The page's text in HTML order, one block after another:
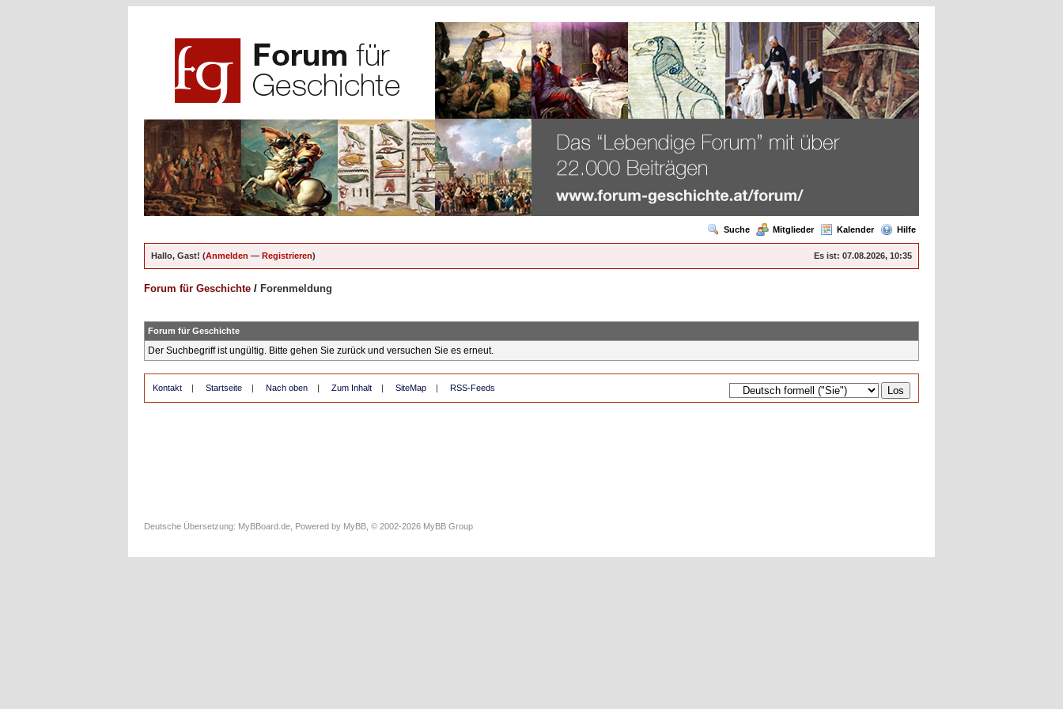
Suche Mitglieder Kalender Hilfe
Es ist: 07.08.2026, 10:35
Hallo, Gast! (Anmelden — Registrieren)
Forum für Geschichte / Forenmeldung
Forum für Geschichte
Der Suchbegriff ist ungültig. Bitte gehen Sie zurück und versuchen Sie es erneut.
Kontakt | Startseite | Nach oben | Zum Inhalt | SiteMap | RSS-Feeds
Deutsche Übersetzung: MyBBoard.de , Powered by MyBB , © 2002-2026 MyBB Group